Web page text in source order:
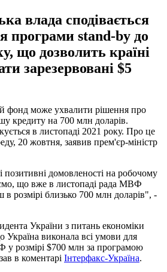
влада сподівається
програми stand-by до
що дозволить країні
зарезервовані $5
фонд може ухвалити рішення про
кредиту на 700 млн доларів.
в листопаді 2021 року. Про це
20 жовтня, заявив прем'єр-міністр
позитивні домовленості на робочому
що вже в листопаді рада МВФ
в розмірі близько 700 млн доларів", -
України з питань економіки
Україна виконала всі умови для
розмірі $700 млн за програмою
в коментарі Інтерфакс-Україна.